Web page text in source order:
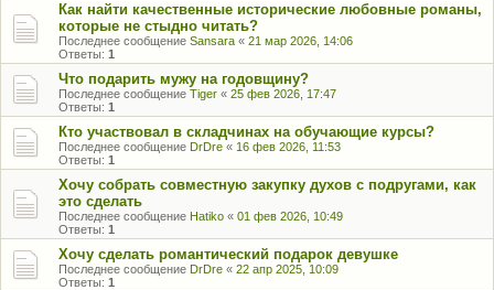
Как найти качественные исторические любовные романы,
которые не стыдно читать?
Последнее сообщение Sansara « 21 мар 2026, 14:06
Ответы: 1
Что подарить мужу на годовщину?
Последнее сообщение Tiger « 25 фев 2026, 17:47
Ответы: 1
Кто участвовал в складчинах на обучающие курсы?
Последнее сообщение DrDre « 16 фев 2026, 11:53
Ответы: 1
Хочу собрать совместную закупку духов с подругами, как
это сделать
Последнее сообщение Hatiko « 01 фев 2026, 10:49
Ответы: 1
Хочу сделать романтический подарок девушке
Последнее сообщение DrDre « 22 апр 2025, 10:09
Ответы: 1